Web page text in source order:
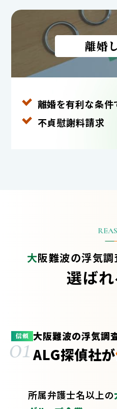
離婚
離婚を有利な条件
不貞慰謝料請求
大阪難波の浮気
選ばれ
信頼
01大阪難波の浮気調
ALG探偵社が
所属弁護士名以上の